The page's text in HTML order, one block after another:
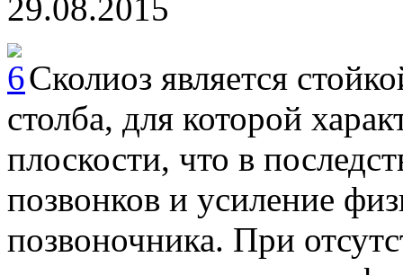
29.08.2015
Сколиоз является
столба, для которой
плоскости, что в
позвонков и усиление
позвоночника. При